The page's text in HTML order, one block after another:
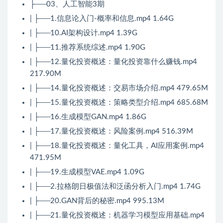
├──03、人工智能3期
| ├──1.信息论入门-概率和信息.mp4 1.64G
| ├──10.AI架构设计.mp4 1.39G
| ├──11.推荐系统综述.mp4 1.90G
| ├──12.量化投资概述：量化投资靠什么赚钱.mp4
217.90M
| ├──14.量化投资概述：交易市场介绍.mp4 479.65M
| ├──15.量化投资概述：策略类型介绍.mp4 685.68M
| ├──16.生成模型GAN.mp4 1.86G
| ├──17.量化投资概述：风险案例.mp4 516.39M
| ├──18.量化投资概述：量化工具，AI应用案例.mp4
471.95M
| ├──19.生成模型VAE.mp4 1.09G
| ├──2.拉格朗日极值法和泛函分析入门.mp4 1.74G
| ├──20.GAN背后的秘密.mp4 995.13M
| ├──21.量化投资概述：机器学习模型应用基础.mp4